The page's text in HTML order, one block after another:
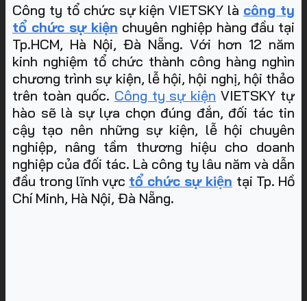
Công ty tổ chức sự kiện VIETSKY là công ty
tổ chức sự kiện chuyên nghiệp hàng đầu tại
Tp.HCM, Hà Nội, Đà Nẵng. Với hơn 12 năm
kinh nghiệm tổ chức thành công hàng nghìn
chương trình sự kiện, lễ hội, hội nghị, hội thảo
trên toàn quốc. Công ty sự kiện VIETSKY tự
hào sẽ là sự lựa chọn đúng đắn, đối tác tin
cậy tạo nên những sự kiện, lễ hội chuyên
nghiệp, nâng tầm thương hiệu cho doanh
nghiệp của đối tác. Là công ty lâu năm và dẫn
đầu trong lĩnh vực tổ chức sự kiện tại Tp. Hồ
Chí Minh, Hà Nội, Đà Nẵng.